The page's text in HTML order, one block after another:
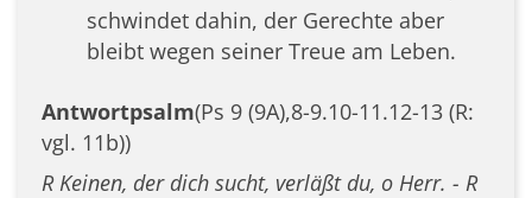
schwindet dahin, der Gerechte aber
bleibt wegen seiner Treue am Leben.
Antwortpsalm(Ps 9 (9A),8-9.10-11.12-13 (R:
vgl. 11b))
R Keinen, der dich sucht, verläßt du, o Herr. - R